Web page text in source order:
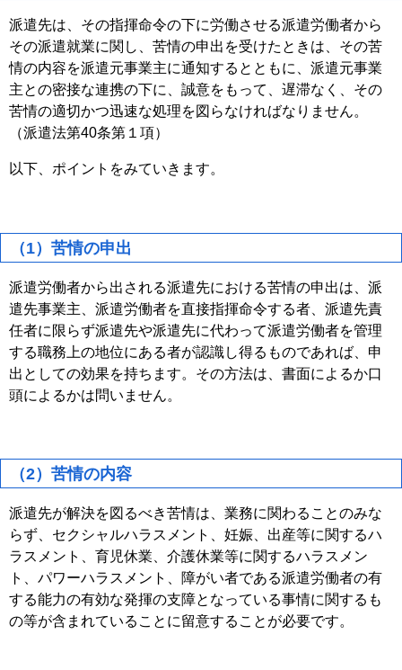
派遣先は、その指揮命令の下に労働させる派遣労働者から
その派遣就業に関し、苦情の申出を受けたときは、その苦
情の内容を派遣元事業主に通知するとともに、派遣元事業
主との密接な連携の下に、誠意をもって、遅滞なく、その
苦情の適切かつ迅速な処理を図らなければなりません。
（派遣法第40条第１項）
以下、ポイントをみていきます。
（1）苦情の申出
派遣労働者から出される派遣先における苦情の申出は、派
遣先事業主、派遣労働者を直接指揮命令する者、派遣先責
任者に限らず派遣先や派遣先に代わって派遣労働者を管理
する職務上の地位にある者が認識し得るものであれば、申
出としての効果を持ちます。その方法は、書面によるか口
頭によるかは問いません。
（2）苦情の内容
派遣先が解決を図るべき苦情は、業務に関わることのみな
らず、セクシャルハラスメント、妊娠、出産等に関するハ
ラスメント、育児休業、介護休業等に関するハラスメン
ト、パワーハラスメント、障がい者である派遣労働者の有
する能力の有効な発揮の支障となっている事情に関するも
の等が含まれていることに留意することが必要です。